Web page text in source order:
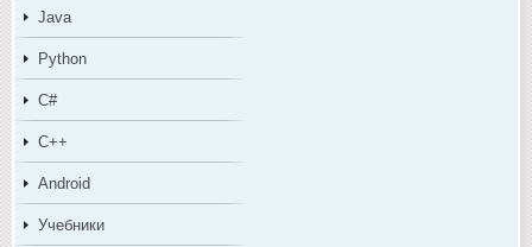
Java
Python
C#
C++
Android
Учебники